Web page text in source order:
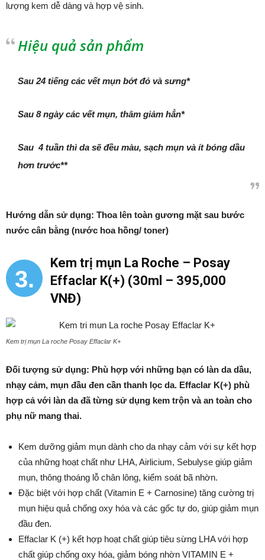
lượng kem dễ dàng và hợp vệ sinh.
Hiệu quả sản phẩm
Sau 24 tiếng các vết mụn bớt đỏ và sưng*
Sau 8 ngày các vết mụn, thâm giảm hẳn*
Sau 4 tuần thì da sẽ đều màu, sạch mụn và ít bóng dầu
hơn trước**
Hướng dẫn sử dụng: Thoa lên toàn gương mặt sau bước
nước cân bằng (nước hoa hồng/ toner)
3.
Kem trị mụn La Roche – Posay
Effaclar K(+) (30ml – 395,000
VNĐ)
Kem trị mụn La roche Posay Effaclar K+
Đối tượng sử dụng: Phù hợp với những bạn có làn da dầu,
nhạy cảm, mụn đầu đen cần thanh lọc da. Effaclar K(+) phù
hợp cả với làn da đã từng sử dụng kem trộn và an toàn cho
phụ nữ mang thai.
Kem dưỡng giảm mụn dành cho da nhạy cảm với sự kết hợp
của những hoạt chất như LHA, Airlicium, Sebulyse giúp giảm
mụn, thông thoáng lỗ chân lông, kiểm soát bã nhờn.
Đặc biệt với hợp chất (Vitamin E + Carnosine) tăng cường trị
mụn hiệu quả chống oxy hóa và các gốc tự do, giúp giảm mụn
đầu đen.
Effaclar K (+) kết hợp hoạt chất giúp tiêu sừng LHA với hợp
chất giúp chống oxy hóa, giảm bóng nhờn VITAMIN E +